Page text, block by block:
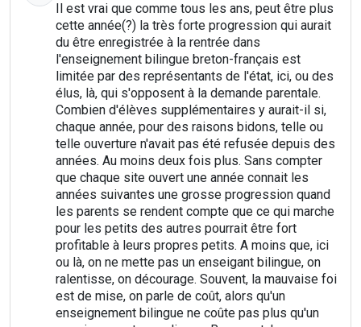
Il est vrai que comme tous les ans, peut être plus
cette année(?) la très forte progression qui aurait
du être enregistrée à la rentrée dans
l'enseignement bilingue breton-français est
limitée par des représentants de l'état, ici, ou des
élus, là, qui s'opposent à la demande parentale.
Combien d'élèves supplémentaires y aurait-il si,
chaque année, pour des raisons bidons, telle ou
telle ouverture n'avait pas été refusée depuis des
années. Au moins deux fois plus. Sans compter
que chaque site ouvert une année connait les
années suivantes une grosse progression quand
les parents se rendent compte que ce qui marche
pour les petits des autres pourrait être fort
profitable à leurs propres petits. A moins que, ici
ou là, on ne mette pas un enseigant bilingue, on
ralentisse, on décourage. Souvent, la mauvaise foi
est de mise, on parle de coût, alors qu'un
enseignement bilingue ne coûte pas plus qu'un